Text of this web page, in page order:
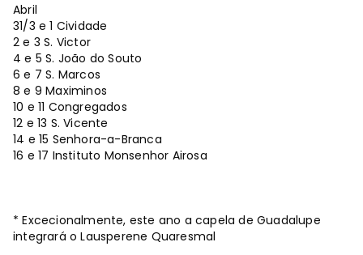
Abril
31/3 e 1 Cividade
2 e 3 S. Victor
4 e 5 S. João do Souto
6 e 7 S. Marcos
8 e 9 Maximinos
10 e 11 Congregados
12 e 13 S. Vicente
14 e 15 Senhora-a-Branca
16 e 17 Instituto Monsenhor Airosa
* Excecionalmente, este ano a capela de Guadalupe
integrará o Lausperene Quaresmal